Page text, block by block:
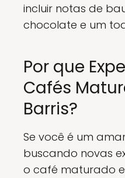
incluir notas de
chocolate e um
Por que
Cafés
Barris?
Se você é um
buscando novas
o café maturado